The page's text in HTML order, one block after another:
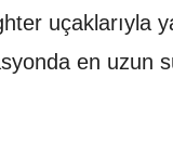
uçaklarıyla
en uzun